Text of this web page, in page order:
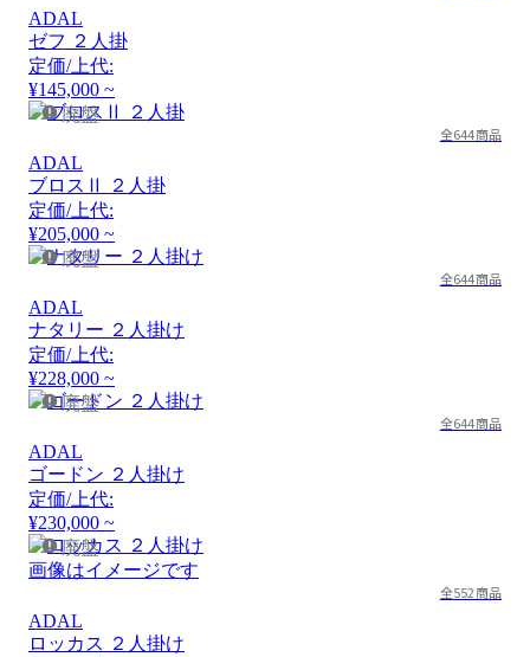
ADAL
ゼフ ２人掛
定価/上代:
¥145,000 ~
廃盤
全644商品
ADAL
ブロスⅡ ２人掛
定価/上代:
¥205,000 ~
廃盤
全644商品
ADAL
ナタリー ２人掛け
定価/上代:
¥228,000 ~
廃盤
全644商品
ADAL
ゴードン ２人掛け
定価/上代:
¥230,000 ~
廃盤
画像はイメージです
全552商品
ADAL
ロッカス ２人掛け